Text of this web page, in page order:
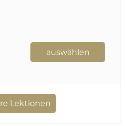
auswählen
Lektionen